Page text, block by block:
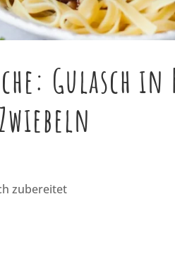
Gulasch
zubereitet